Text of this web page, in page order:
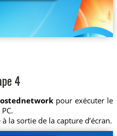
4
pour exécuter le
la sortie de la capture d’écran.